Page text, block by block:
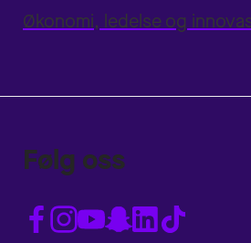
Økonomi, ledelse og
Følg oss